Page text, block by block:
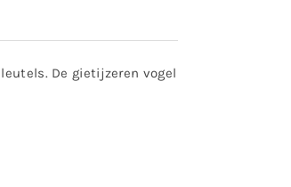
De gietijzeren vogel